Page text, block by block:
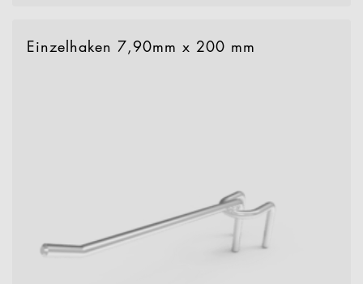
Einzelhaken 7,90mm x 200 mm